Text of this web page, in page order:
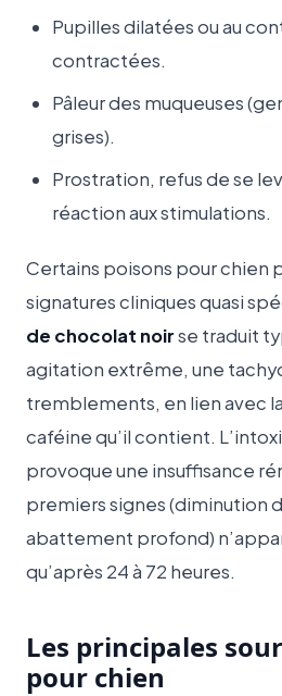
Pupilles dilatées ou au
contractées.
Pâleur des muqueuses
grises).
Prostration, refus de se
réaction aux stimulations.
Certains poisons pour chien
signatures cliniques quasi
de chocolat noirse traduit
agitation extrême, une
tremblements, en lien avec
caféine qu’il contient.
provoque une insuffisance
premiers signes (diminution
abattement profond)
qu’après 24 à 72 heures.
Les principales
pour chien